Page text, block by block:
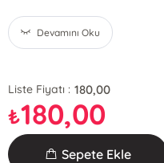
Devamını Oku
Liste Fiyatı : 180,00
₺180,00
Sepete Ekle